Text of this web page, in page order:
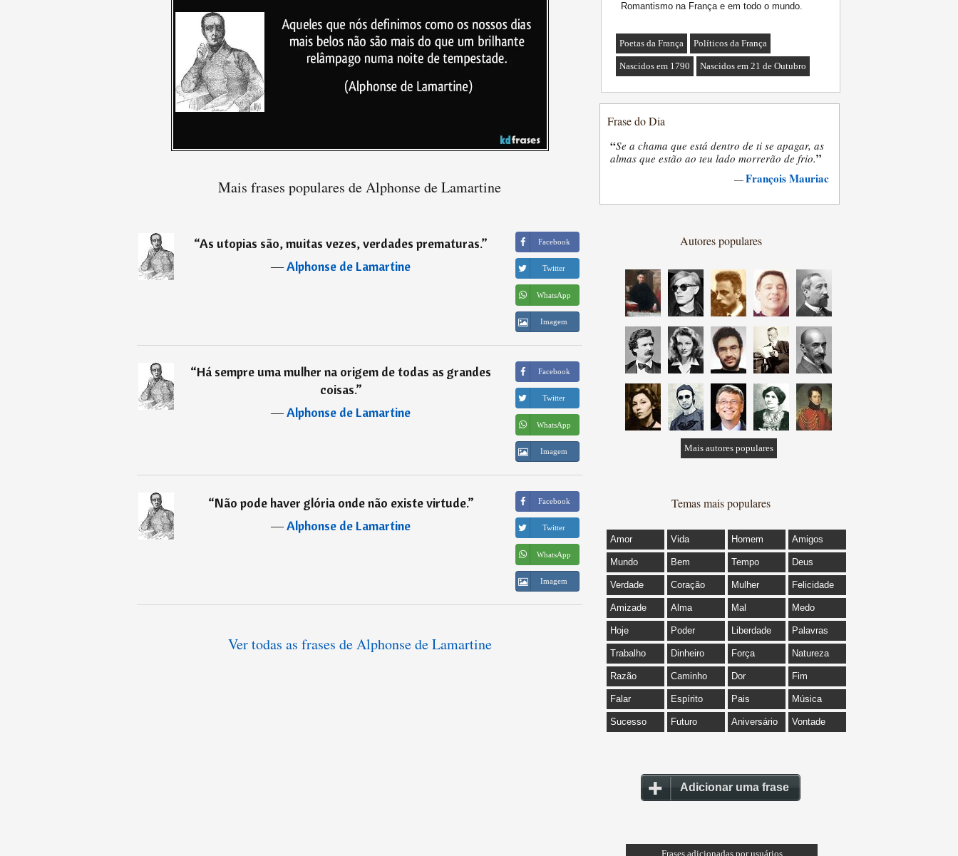
Mais frases populares de Alphonse de Lamartine
“As utopias são, muitas vezes, verdades prematuras.”
―Alphonse de Lamartine
Facebook
Twitter
WhatsApp
Imagem
“Há sempre uma mulher na origem de todas as grandes
coisas.”
―Alphonse de Lamartine
Facebook
Twitter
WhatsApp
Imagem
“Não pode haver glória onde não existe virtude.”
―Alphonse de Lamartine
Facebook
Twitter
WhatsApp
Imagem
Ver todas as frases de Alphonse de Lamartine
Romantismo na França e em todo o mundo.
Poetas da França Políticos da França
Nascidos em 1790 Nascidos em 21 de Outubro
Frase do Dia
“Se a chama que está dentro de ti se apagar, as
almas que estão ao teu lado morrerão de frio.”
—François Mauriac
Autores populares
Mais autores populares
Temas mais populares
Amor Vida Homem Amigos
Mundo Bem Tempo Deus
Verdade Coração Mulher Felicidade
Amizade Alma Mal Medo
Hoje Poder Liberdade Palavras
Trabalho Dinheiro Força Natureza
Razão Caminho Dor Fim
Falar Espírito Pais Música
Sucesso Futuro Aniversário Vontade
Adicionar uma frase
Frases adicionadas por usuários